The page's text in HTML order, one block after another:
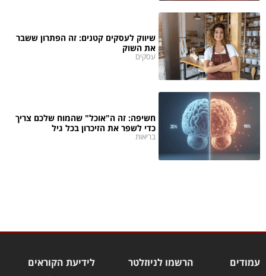
שיווק לעסקים קטנים: זה הפתרון ששבר
את השוק
עסקים
חשיפה: זה ה"אוכל" שהמוח שלכם צריך
כדי לשפר את הזיכרון בכל גיל
בריאות
עמודים
הרשמו לניוזלטר
לידיעת הקוראים